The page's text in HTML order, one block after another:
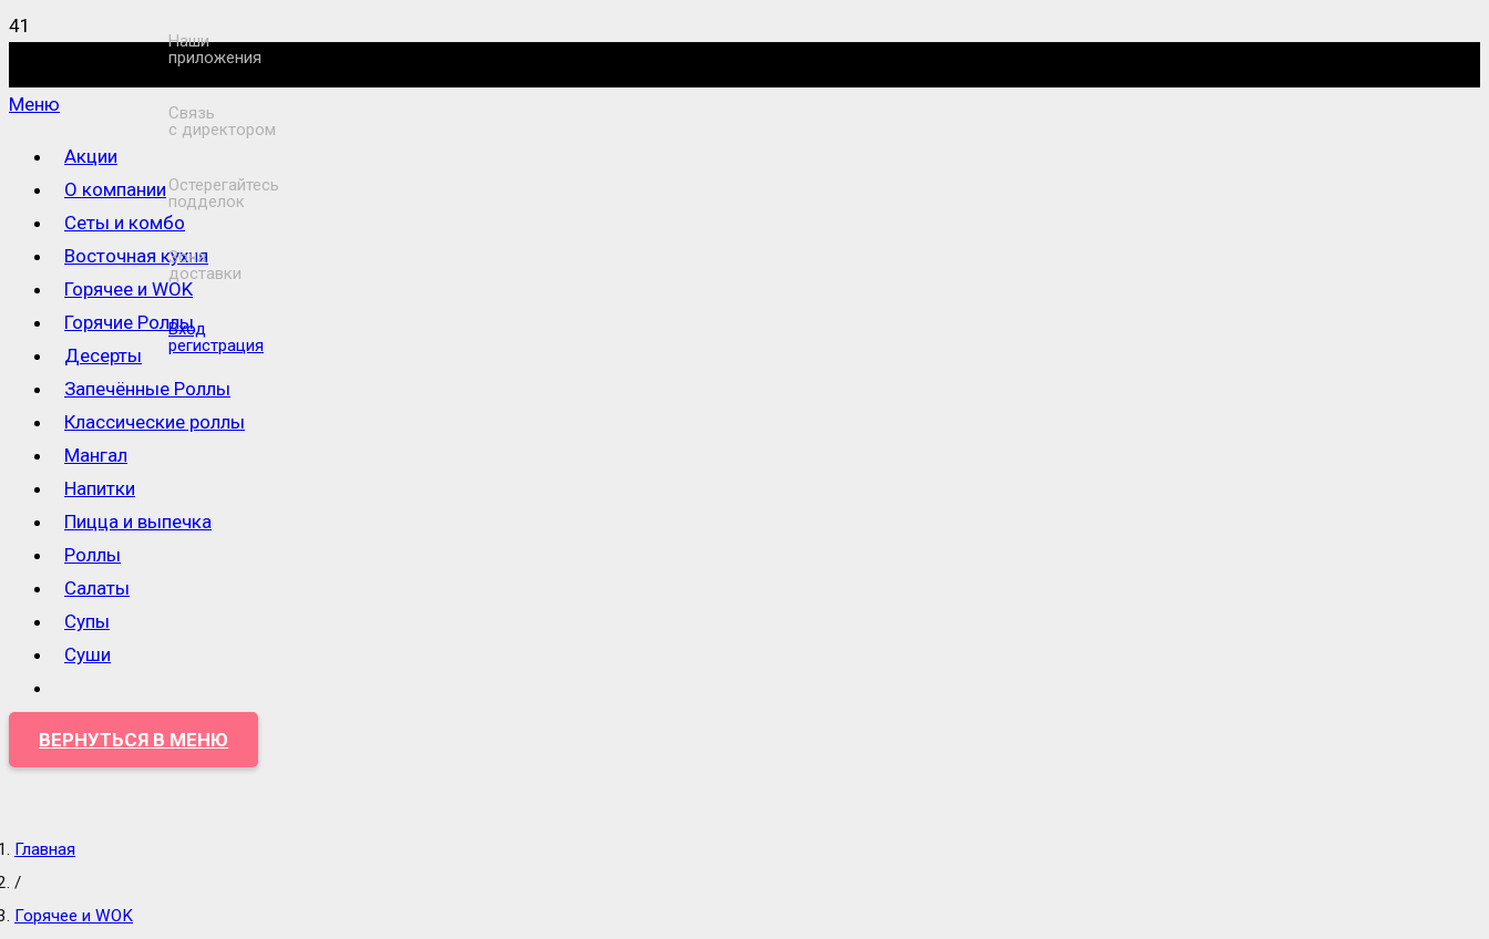
Наши
приложения
Связь
с директором
Остерегайтесь
подделок
Зона
доставки
Вход
регистрация
Меню
Акции
О компании
Сеты и комбо
Восточная кухня
Горячее и WOK
Горячие Роллы
Десерты
Запечённые Роллы
Классические роллы
Мангал
Напитки
Пицца и выпечка
Роллы
Салаты
Супы
Суши
ВЕРНУТЬСЯ В МЕНЮ
Главная
/
Горячее и WOK